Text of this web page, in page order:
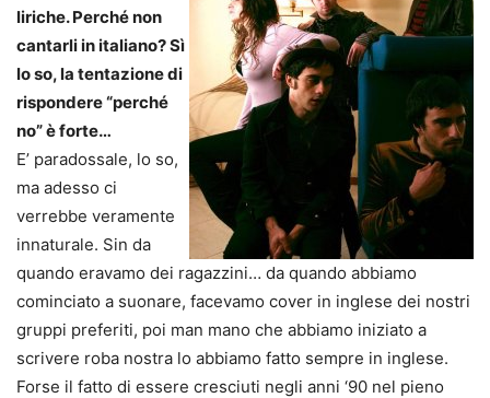
liriche. Perché non
cantarli in italiano? Sì
lo so, la tentazione di
rispondere “perché
no” è forte…
E’ paradossale, lo so,
ma adesso ci
verrebbe veramente
innaturale. Sin da
quando eravamo dei ragazzini… da quando abbiamo
cominciato a suonare, facevamo cover in inglese dei nostri
gruppi preferiti, poi man mano che abbiamo iniziato a
scrivere roba nostra lo abbiamo fatto sempre in inglese.
Forse il fatto di essere cresciuti negli anni ‘90 nel pieno